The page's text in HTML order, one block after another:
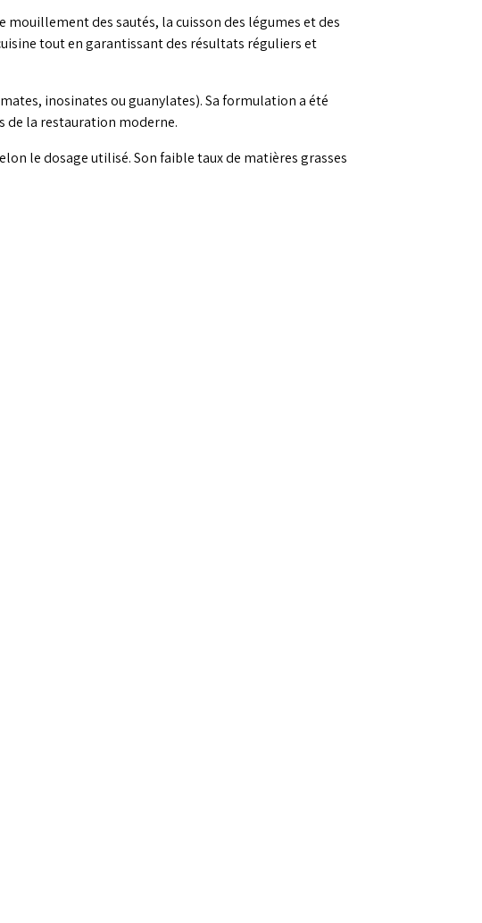
des sautés, la cuisson des légumes et des
tout en garantissant des résultats réguliers et
inosinates ou guanylates). Sa formulation a été
de la restauration moderne.
le dosage utilisé. Son faible taux de matières grasses